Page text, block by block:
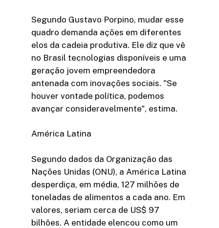
Segundo Gustavo Porpino, mudar esse
quadro demanda ações em diferentes
elos da cadeia produtiva. Ele diz que vê
no Brasil tecnologias disponíveis e uma
geração jovem empreendedora
antenada com inovações sociais. "Se
houver vontade política, podemos
avançar consideravelmente", estima.
América Latina
Segundo dados da Organização das
Nações Unidas (ONU), a América Latina
desperdiça, em média, 127 milhões de
toneladas de alimentos a cada ano. Em
valores, seriam cerca de US$ 97
bilhões. A entidade elencou como um